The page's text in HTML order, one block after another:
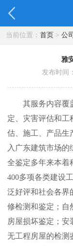
当前位置： 首页> 公
雅
发布时间
其服务内容覆盖
定、灾害评估和工
估、施工、产品生
入广东建筑市场
全鉴定多年来本着
400多项各类建设
泛好评和社会各
修检测和鉴定；自
房屋损坏鉴定；安
无工程房屋的检测